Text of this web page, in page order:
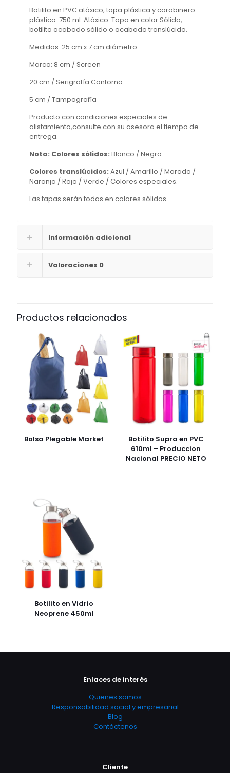
Botilito en PVC atóxico, tapa plástica y carabinero
plástico. 750 ml. Atóxico. Tapa en color Sólido,
botilito acabado sólido o acabado translúcido.
Medidas: 25 cm x 7 cm diámetro
Marca: 8 cm / Screen
20 cm / Serigrafía Contorno
5 cm / Tampografía
Producto con condiciones especiales de
alistamiento,consulte con su asesora el tiempo de
entrega.
Nota: Colores sólidos: Blanco / Negro
Colores translúcidos: Azul / Amarillo / Morado /
Naranja / Rojo / Verde / Colores especiales.
Las tapas serán todas en colores sólidos.
Información adicional
Valoraciones 0
Productos relacionados
Bolsa Plegable Market
Botilito Supra en PVC
610ml – Produccion
Nacional PRECIO NETO
Botilito en Vidrio
Neoprene 450ml
Enlaces de interés
Quienes somos
Responsabilidad social y empresarial
Blog
Contáctenos
Cliente